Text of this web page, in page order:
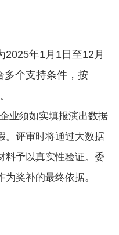
年1月1日至12月
多个支持条件，按
须如实填报演出数据
。评审时将通过大数据
料予以真实性验证。委
奖补的最终依据。